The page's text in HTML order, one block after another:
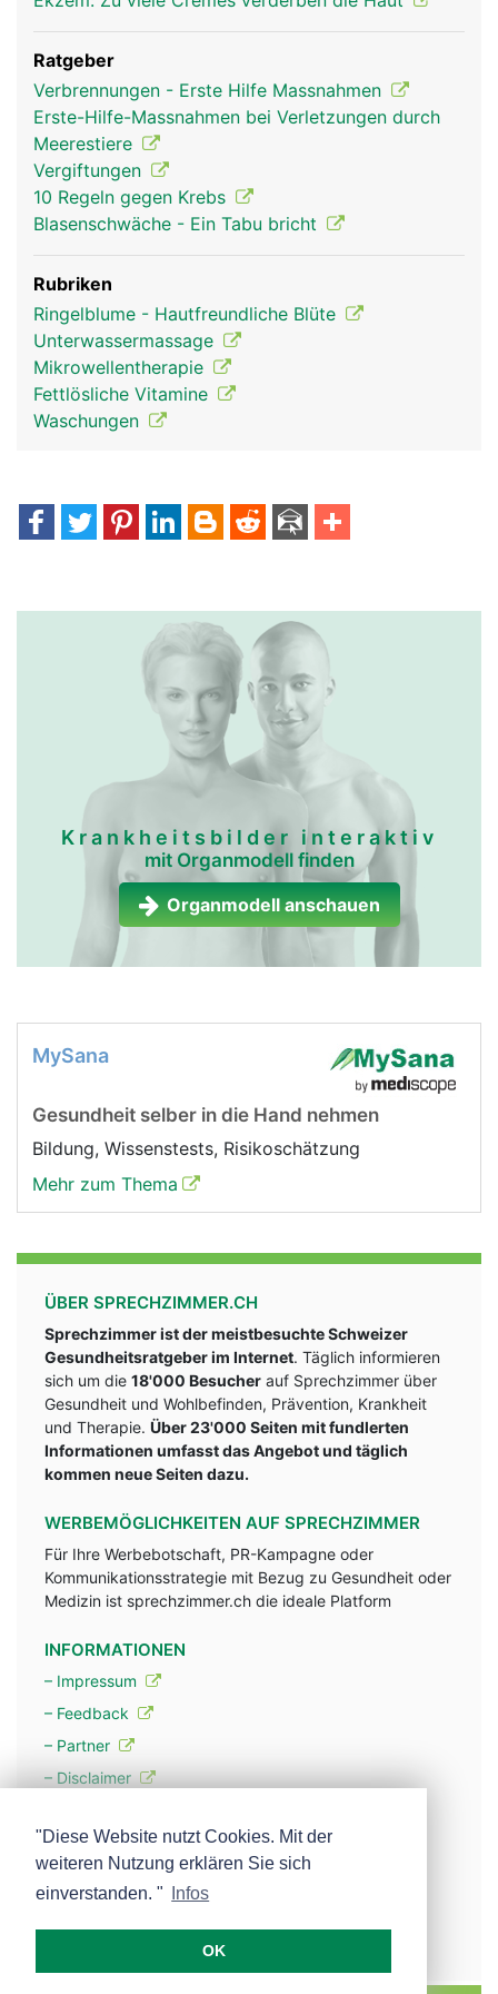
Haut Frau Haut Mann
Ratgeber
Verbrennungen - Erste Hilfe Massnahmen
Erste-Hilfe-Massnahmen bei Verletzungen durch
Meerestiere
Vergiftungen
10 Regeln gegen Krebs
Blasenschwäche - Ein Tabu bricht
Rubriken
Ringelblume - Hautfreundliche Blüte
Unterwassermassage
Mikrowellentherapie
Fettlösliche Vitamine
Waschungen
Krankheitsbilder interaktiv
mit Organmodell finden
Organmodell anschauen
MySana
Gesundheit selber in die Hand nehmen
Bildung, Wissenstests, Risikoschätzung
Mehr zum Thema
ÜBER SPRECHZIMMER.CH
Sprechzimmer ist der meistbesuchte Schweizer
Gesundheitsratgeber im Internet. Täglich informieren
sich um die 18'000 Besucher auf Sprechzimmer über
Gesundheit und Wohlbefinden, Prävention, Krankheit
und Therapie. Über 23'000 Seiten mit fundlerten
Informationen umfasst das Angebot und täglich
kommen neue Seiten dazu.
WERBEMÖGLICHKEITEN AUF SPRECHZIMMER
Für Ihre Werbebotschaft, PR-Kampagne oder
Kommunikationsstrategie mit Bezug zu Gesundheit oder
Medizin ist sprechzimmer.ch die ideale Platform
INFORMATIONEN
– Impressum
– Feedback
– Partner
– Disclaimer
– Werbung
– Mehr über unsere Experten
"Diese Website nutzt Cookies. Mit der
weiteren Nutzung erklären Sie sich
einverstanden. "
Infos
OK